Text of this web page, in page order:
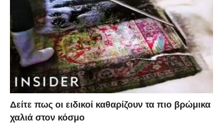
Δείτε πως οι ειδικοί καθαρίζουν τα πιο βρώμικα
χαλιά στον κόσμο